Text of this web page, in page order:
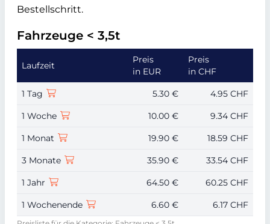
Bestellschritt.
Fahrzeuge < 3,5t
Laufzeit
Preis
in EUR
Preis
in CHF
1 Tag 5.30 € 4.95 CHF
1 Woche 10.00 € 9.34 CHF
1 Monat 19.90 € 18.59 CHF
3 Monate 35.90 € 33.54 CHF
1 Jahr 64.50 € 60.25 CHF
1 Wochenende 6.60 € 6.17 CHF